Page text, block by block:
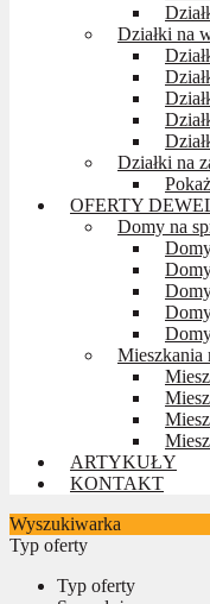
Działki na
Działki na
OFERTY
Domy na
Mieszkania
ARTYKUŁY
KONTAKT
Wyszukiwarka
Typ oferty
Typ oferty